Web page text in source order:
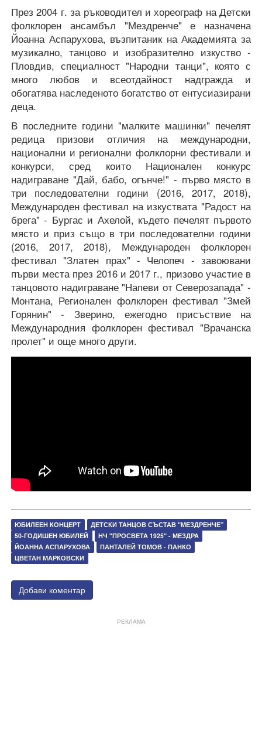
През 2004 г. за ръководител и хореограф на Детски
фолклорен ансамбъл "Мездренче" е назначена
Йоанна Аспарухова, възпитаник на Академията за
музикално, танцово и изобразително изкуство -
Пловдив, специалност "Народни танци", която с
много любов и всеотдайност надгражда и
обогатява наследеното богатство от ентусиазирани
деца.
В последните години "малките машинки" печелят
редица призови отличия на международни,
национални и регионални фолклорни фестивали и
конкурси, сред които Национален конкурс
надиграване "Дай, бабо, огънче!" - първо място в
три последователни години (2016, 2017, 2018),
Международен фестивал на изкуствата "Радост на
брега" - Бургас и Ахелой, където печелят първото
място и приз също в три последователни години
(2016, 2017, 2018), Международен фолклорен
фестивал "Златен прах" - Челопеч - завоювани
първи места през 2016 и 2017 г., призово участие в
танцовото надиграване "Напеви от Северозапада" -
Монтана, Регионален фолклорен фестивал "Змей
Горянин" - Зверино, ежегодно присъствие на
Международния фолклорен фестивал "Врачанска
пролет" и още много други.
ЮБИЛЕЕН КОНЦЕРТ
ДЕТСКИ ТАНЦОВ СЪСТАВ "МЕЗДРЕНЧЕ”
50-ГОДИШЕН ЮБИЛЕЙ
НЧ "ПРОСВЕТА 1925" - МЕЗДРА
ЙОАННА АСПАРУХОВА
ПАНТАЛЕЙ ТОМОВ - ПАНКО
ЦВЕТАН МАРКОВСКИ
Добави коментар
РЕКЛАМА